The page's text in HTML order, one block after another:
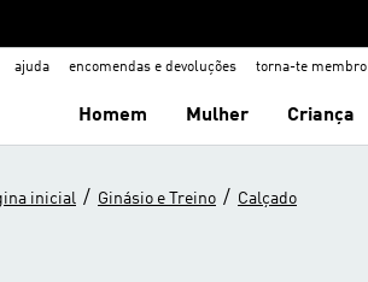
ajuda encomendas e devoluções torna-te membro
Homem Mulher Criança
inicial / Ginásio e Treino / Calçado